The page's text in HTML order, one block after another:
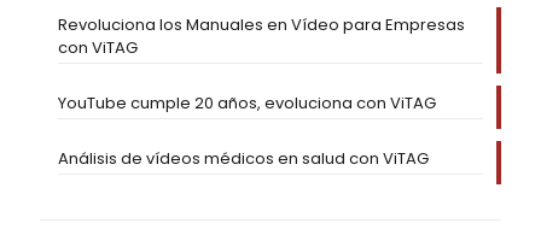
Revoluciona los Manuales en Vídeo para Empresas
con ViTAG
YouTube cumple 20 años, evoluciona con ViTAG
Análisis de vídeos médicos en salud con ViTAG